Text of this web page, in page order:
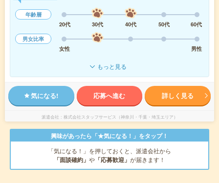
年齢層
20代
30代 40代 50代
60代
男女比率
女性
男性
もっと見る
気になる! 応募へ進む 詳しく見る
派遣会社 株式会社スタッフサービス（神奈川・千葉・埼玉エリア）
興味があったら「★気になる！」をタップ！
「気になる！」を押しておくと、派遣会社から
「面談確約」 や 「応募歓迎」 が届きます！